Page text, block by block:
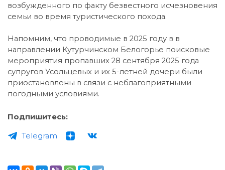
возбужденного по факту безвестного исчезновения
семьи во время туристического похода.
Напомним, что проводимые в 2025 году в в
направлении Кутурчинском Белогорье поисковые
мероприятия пропавших 28 сентября 2025 года
супругов Усольцевых и их 5-летней дочери были
приостановлены в связи с неблагоприятными
погодными условиями.
Подпишитесь:
Telegram